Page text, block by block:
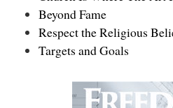
Beyond Fame
Respect the Religious
Targets and Goals